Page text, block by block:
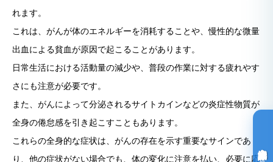
れます。
これは、がんが体のエネルギーを消耗することや、慢性的な微量
出血による貧血が原因で起こることがあります。
日常生活における活動量の減少や、普段の作業に対する疲れやす
さにも注意が必要です。
また、がんによって分泌されるサイトカインなどの炎症性物質が
全身の倦怠感を引き起こすこともあります。
これらの全身的な症状は、がんの存在を示す重要なサインであ
り、他の症状がない場合でも、体の変化に注意を払い、必要に応